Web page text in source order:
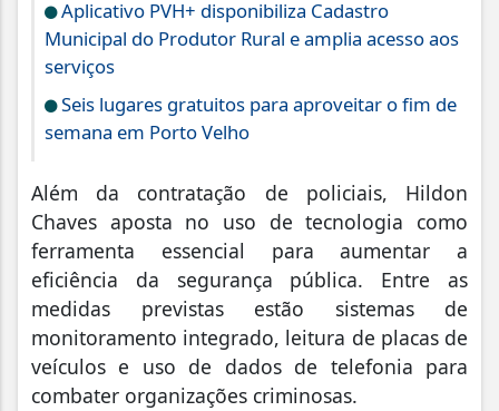
Aplicativo PVH+ disponibiliza Cadastro
Municipal do Produtor Rural e amplia acesso aos
serviços
Seis lugares gratuitos para aproveitar o fim de
semana em Porto Velho
Além da contratação de policiais, Hildon
Chaves aposta no uso de tecnologia como
ferramenta essencial para aumentar a
eficiência da segurança pública. Entre as
medidas previstas estão sistemas de
monitoramento integrado, leitura de placas de
veículos e uso de dados de telefonia para
combater organizações criminosas.